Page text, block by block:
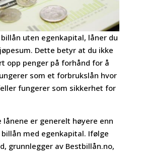
uten egenkapital, låner du
Dette betyr at du ikke
opp penger på forhånd for å
som et forbrukslån hvor
fungerer som sikkerhet for
lånene er generelt høyere enn
med egenkapital. Ifølge
grunnlegger av Bestbillån.no,